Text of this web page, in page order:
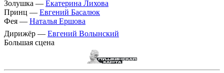
Золушка — Екатерина Лихова
Принц — Евгений Басалюк
Фея — Наталья Ершова
Дирижёр — Евгений Волынский
Большая сцена